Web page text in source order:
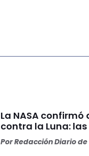
La NASA
contra la Luna:
PorRedacción Diario